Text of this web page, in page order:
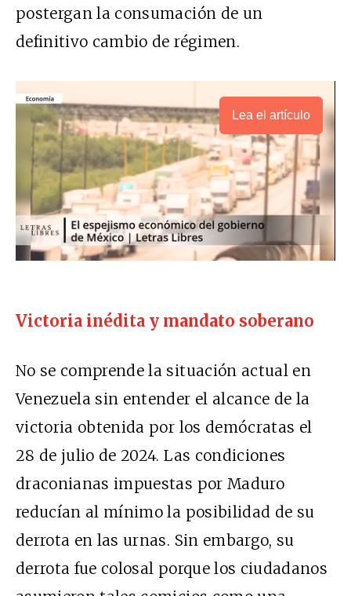
postergan la consumación de un
definitivo cambio de régimen.
Lea el artículo
Victoria inédita y mandato soberano
No se comprende la situación actual en
Venezuela sin entender el alcance de la
victoria obtenida por los demócratas el
28 de julio de 2024. Las condiciones
draconianas impuestas por Maduro
reducían al mínimo la posibilidad de su
derrota en las urnas. Sin embargo, su
derrota fue colosal porque los ciudadanos